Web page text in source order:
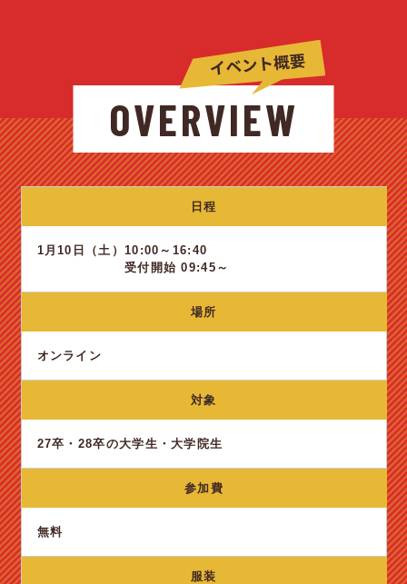
OVERVIEW
日程
1月10日（土） 10:00～16:40
受付開始 09:45～
場所
オンライン
対象
27卒・28卒の大学生・大学院生
参加費
無料
服装